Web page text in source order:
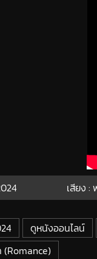
เสียง :
ดูหนังออนไลน์
(Romance)